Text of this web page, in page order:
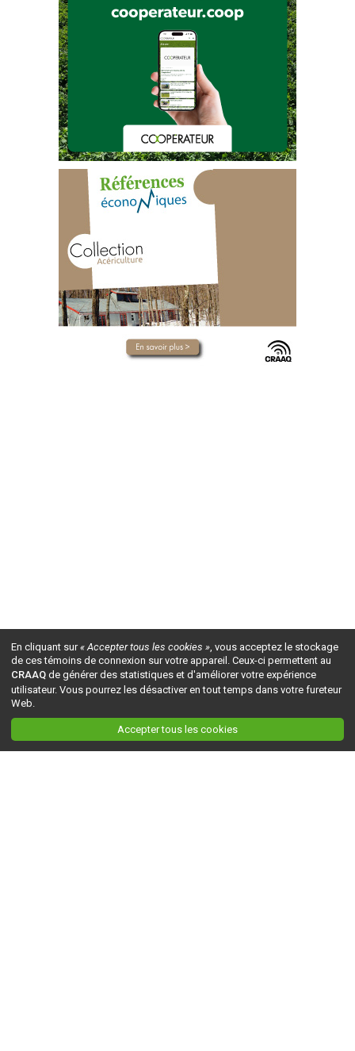
En cliquant sur« Accepter tous les cookies », vous acceptez le stockage
de ces témoins de connexion sur votre appareil. Ceux-ci permettent au
CRAAQ de générer des statistiques et d'améliorer votre expérience
utilisateur. Vous pourrez les désactiver en tout temps dans votre fureteur
Web.
Accepter tous les cookies